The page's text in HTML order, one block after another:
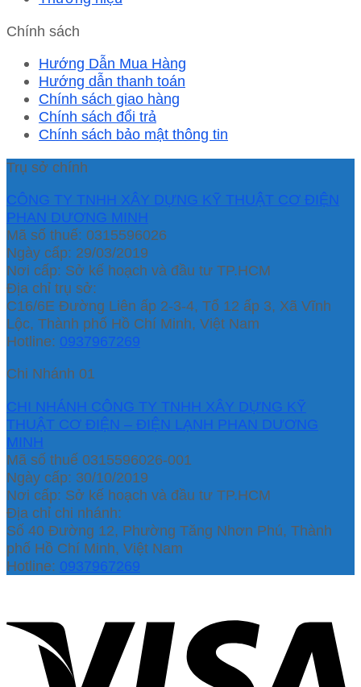
Chính sách
Hướng Dẫn Mua Hàng
Hướng dẫn thanh toán
Chính sách giao hàng
Chính sách đổi trả
Chính sách bảo mật thông tin
Trụ sở chính
CÔNG TY TNHH XÂY DỰNG KỸ THUẬT CƠ ĐIỆN
PHAN DƯƠNG MINH
Mã số thuế: 0315596026
Ngày cấp: 29/03/2019
Nơi cấp: Sở kế hoạch và đầu tư TP.HCM
Địa chỉ trụ sở:
C16/6E Đường Liên ấp 2-3-4, Tổ 12 ấp 3, Xã Vĩnh
Lộc, Thành phố Hồ Chí Minh, Việt Nam
Hotline: 0937967269
Chi Nhánh 01
CHI NHÁNH CÔNG TY TNHH XÂY DỰNG KỸ
THUẬT CƠ ĐIỆN – ĐIỆN LẠNH PHAN DƯƠNG
MINH
Mã số thuế 0315596026-001
Ngày cấp: 30/10/2019
Nơi cấp: Sở kế hoạch và đầu tư TP.HCM
Địa chỉ chi nhánh:
Số 40 Đường 12, Phường Tăng Nhơn Phú, Thành
phố Hồ Chí Minh, Việt Nam
Hotline: 0937967269